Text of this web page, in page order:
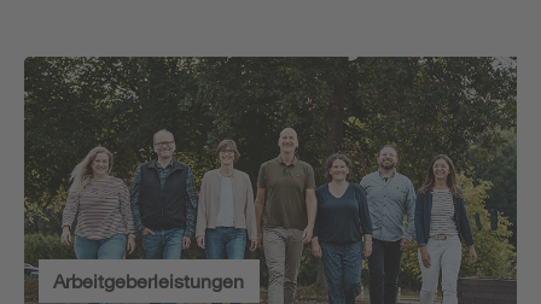
Arbeitgeberleistungen